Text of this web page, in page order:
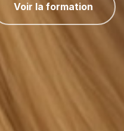
Voir la formation